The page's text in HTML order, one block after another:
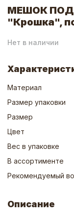
МЕШОК
"Крошка",
Нет в наличии
Материал
Размер упаковки
Размер
Цвет
Вес в упаковке
В ассортименте
Рекомендуемый
Описание